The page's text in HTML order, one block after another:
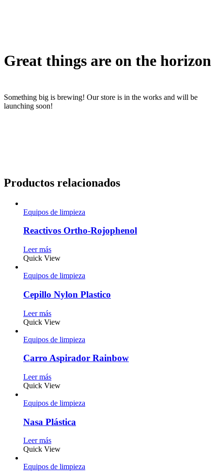
Great things are on the horizon
Something big is brewing! Our store is in the works and will be
launching soon!
Productos relacionados
Equipos de limpieza
Reactivos Ortho-Rojophenol
Leer más
Quick View
Equipos de limpieza
Cepillo Nylon Plastico
Leer más
Quick View
Equipos de limpieza
Carro Aspirador Rainbow
Leer más
Quick View
Equipos de limpieza
Nasa Plástica
Leer más
Quick View
Equipos de limpieza